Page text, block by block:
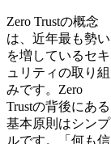
Zero Trustの概念
は、近年最も勢い
を増しているセキ
ュリティの取り組
みです。Zero
Trustの背後にある
基本原則はシンプ
ルです。「何も信